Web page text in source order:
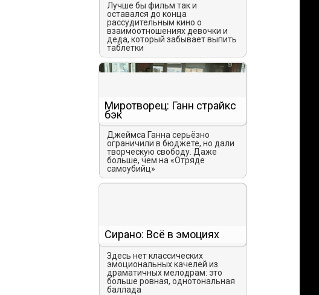
Лучше бы фильм так и
оставался до конца
рассудительным кино о
взаимоотношениях девочки и
деда, который забывает выпить
таблетки
Миротворец: Ганн страйкс
бэк
Джеймса Ганна серьёзно
ограничили в бюджете, но дали
творческую свободу. Даже
больше, чем на «Отряде
самоубийц»
Сирано: Всё в эмоциях
Здесь нет классических
эмоциональных качелей из
драматичных мелодрам: это
больше ровная, однотональная
баллада